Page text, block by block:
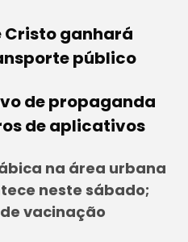
Cristo ganhará
público
de propaganda
de aplicativos
na área urbana
neste sábado;
vacinação